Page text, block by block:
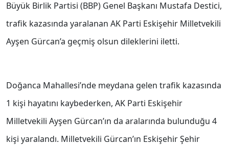
Büyük Birlik Partisi (BBP) Genel Başkanı Mustafa Destici,
trafik kazasında yaralanan AK Parti Eskişehir Milletvekili
Ayşen Gürcan’a geçmiş olsun dileklerini iletti.
Doğanca Mahallesi’nde meydana gelen trafik kazasında
1 kişi hayatını kaybederken, AK Parti Eskişehir
Milletvekili Ayşen Gürcan’ın da aralarında bulunduğu 4
kişi yaralandı. Milletvekili Gürcan’ın Eskişehir Şehir